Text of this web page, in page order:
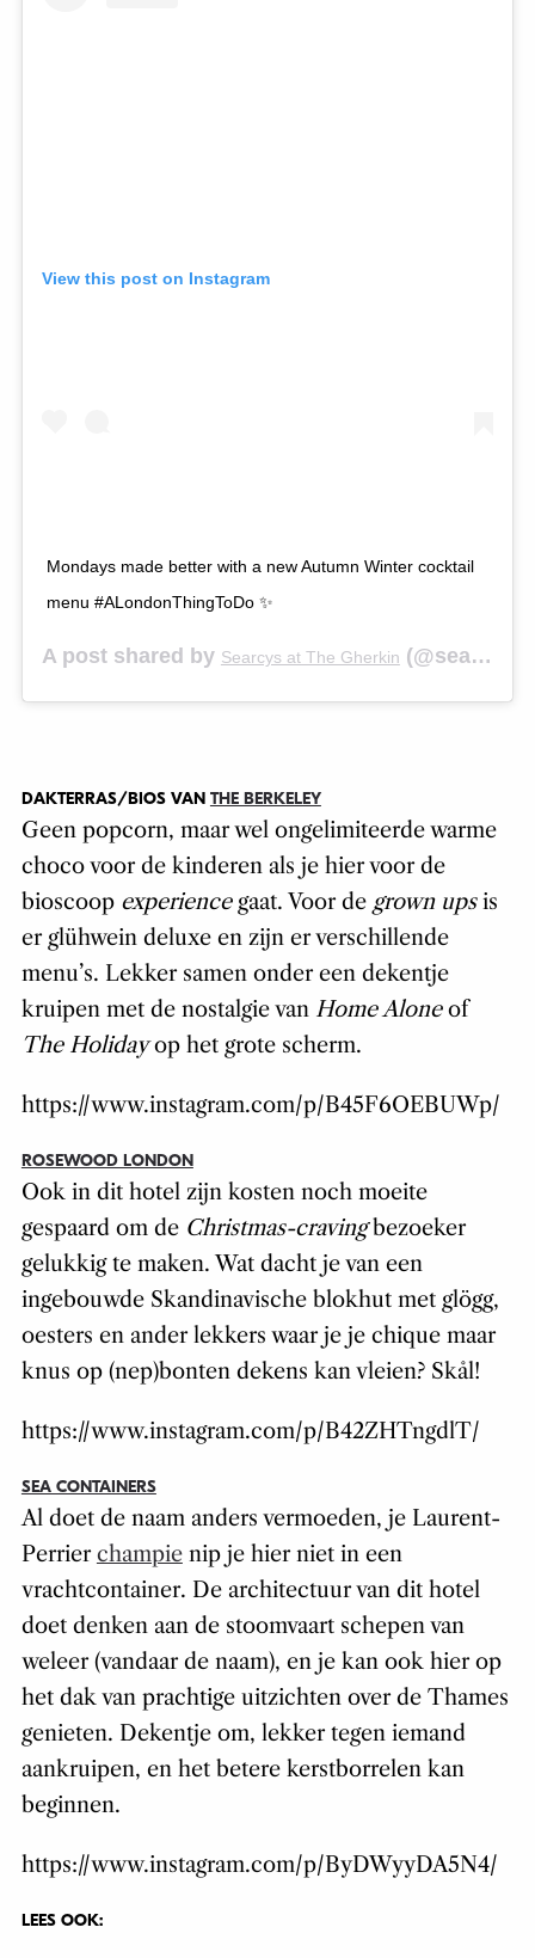
View this post on Instagram
Mondays made better with a new Autumn Winter cocktail
menu #ALondonThingToDo ✨
A post shared by Searcys at The Gherkin (@searcysgherkin) on
DAKTERRAS/BIOS VAN THE BERKELEY
Geen popcorn, maar wel ongelimiteerde warme
choco voor de kinderen als je hier voor de
bioscoop experiencegaat. Voor de grown upsis
er glühwein deluxe en zijn er verschillende
menu’s. Lekker samen onder een dekentje
kruipen met de nostalgie van Home Aloneof
The Holidayop het grote scherm.
https://www.instagram.com/p/B45F6OEBUWp/
ROSEWOOD LONDON
Ook in dit hotel zijn kosten noch moeite
gespaard om de Christmas-cravingbezoeker
gelukkig te maken. Wat dacht je van een
ingebouwde Skandinavische blokhut met glögg,
oesters en ander lekkers waar je je chique maar
knus op (nep)bonten dekens kan vleien? Skål!
https://www.instagram.com/p/B42ZHTngdlT/
SEA CONTAINERS
Al doet de naam anders vermoeden, je Laurent-
Perrierchampienip je hier niet in een
vrachtcontainer. De architectuur van dit hotel
doet denken aan de stoomvaart schepen van
weleer (vandaar de naam), en je kan ook hier op
het dak van prachtige uitzichten over de Thames
genieten. Dekentje om, lekker tegen iemand
aankruipen, en het betere kerstborrelen kan
beginnen.
https://www.instagram.com/p/ByDWyyDA5N4/
LEES OOK: